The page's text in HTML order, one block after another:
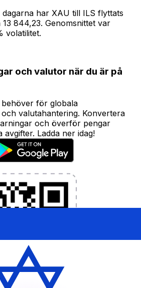
har XAU till ILS flyttats
13 844,23. Genomsnittet var
volatilitet.
och valutor när du är på
för globala
valutahantering. Konvertera
och överför pengar
avgifter. Ladda ner idag!